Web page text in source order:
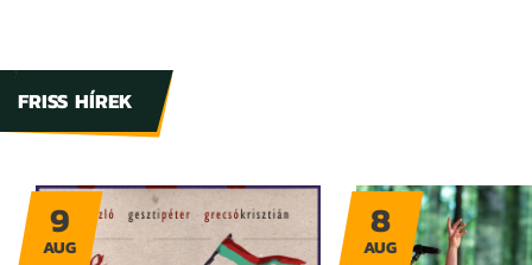
FRISS HÍREK
9
AUG
8
AUG